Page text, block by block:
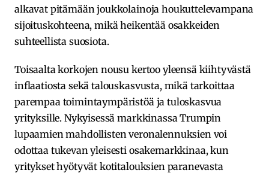
alkavat pitämään joukkolainoja houkuttelevampana
sijoituskohteena, mikä heikentää osakkeiden
suhteellista suosiota.
Toisaalta korkojen nousu kertoo yleensä kiihtyvästä
inflaatiosta sekä talouskasvusta, mikä tarkoittaa
parempaa toimintaympäristöä ja tuloskasvua
yrityksille. Nykyisessä markkinassa Trumpin
lupaamien mahdollisten veronalennuksien voi
odottaa tukevan yleisesti osakemarkkinaa, kun
yritykset hyötyvät kotitalouksien paranevasta